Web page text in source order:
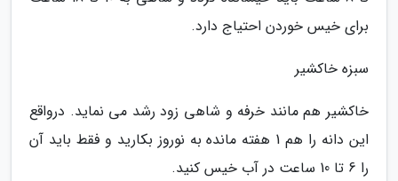
برای خیس خوردن احتیاج دارد.
سبزه خاکشیر
خاکشیر هم مانند خرفه و شاهی زود رشد می نماید. درواقع
این دانه را هم 1 هفته مانده به نوروز بکارید و فقط باید آن
را 6 تا 10 ساعت در آب خیس کنید.